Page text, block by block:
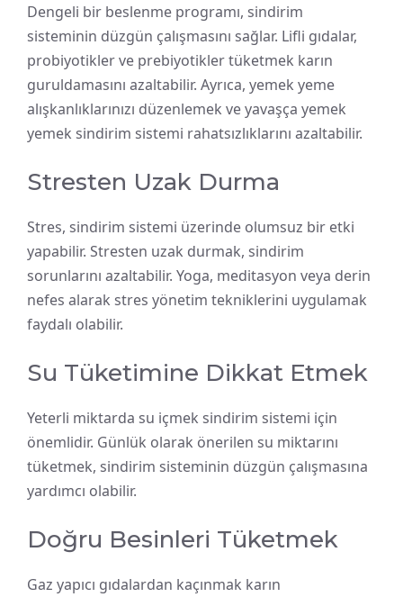
Dengeli bir beslenme programı, sindirim
sisteminin düzgün çalışmasını sağlar. Lifli gıdalar,
probiyotikler ve prebiyotikler tüketmek karın
guruldamasını azaltabilir. Ayrıca, yemek yeme
alışkanlıklarınızı düzenlemek ve yavaşça yemek
yemek sindirim sistemi rahatsızlıklarını azaltabilir.
Stresten Uzak Durma
Stres, sindirim sistemi üzerinde olumsuz bir etki
yapabilir. Stresten uzak durmak, sindirim
sorunlarını azaltabilir. Yoga, meditasyon veya derin
nefes alarak stres yönetim tekniklerini uygulamak
faydalı olabilir.
Su Tüketimine Dikkat Etmek
Yeterli miktarda su içmek sindirim sistemi için
önemlidir. Günlük olarak önerilen su miktarını
tüketmek, sindirim sisteminin düzgün çalışmasına
yardımcı olabilir.
Doğru Besinleri Tüketmek
Gaz yapıcı gıdalardan kaçınmak karın